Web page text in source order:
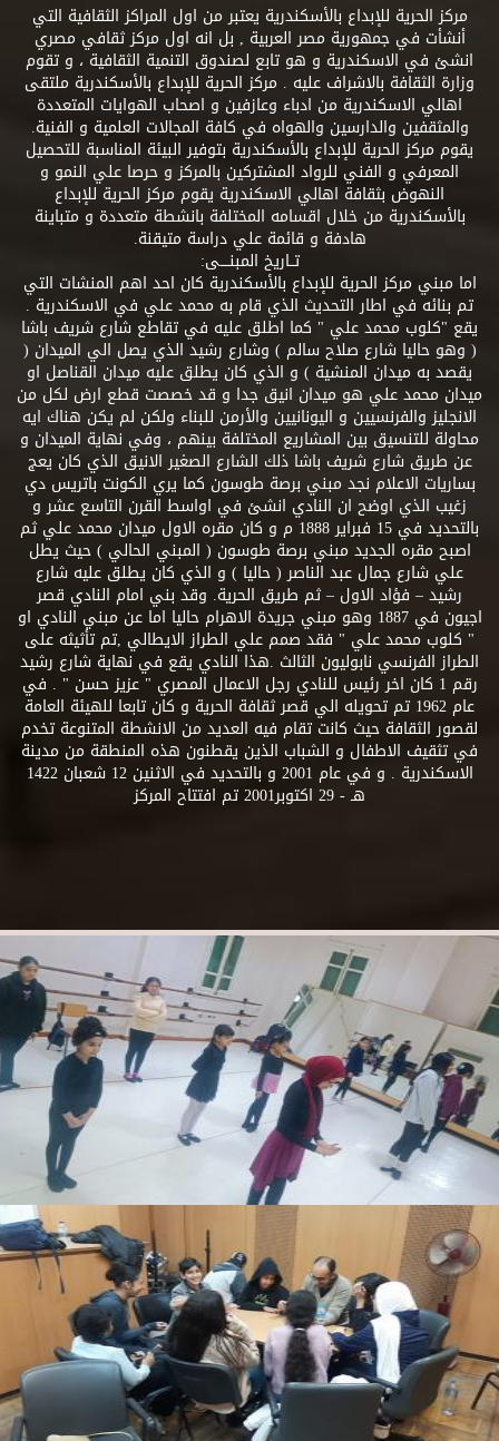
مركز الحرية للإبداع بالأسكندرية يعتبر من اول المراكز الثقافية التي
أنشأت في جمهورية مصر العربية , بل انه اول مركز ثقافي مصري
انشئ في الاسكندرية و هو تابع لصندوق التنمية الثقافية ، و تقوم
وزارة الثقافة بالاشراف عليه . مركز الحرية للإبداع بالأسكندرية ملتقى
اهالي الاسكندرية من ادباء وعازفين و اصحاب الهوايات المتعددة
والمثقفين والدارسين والهواه في كافة المجالات العلمية و الفنية.
يقوم مركز الحرية للإبداع بالأسكندرية بتوفير البيئة المناسبة للتحصيل
المعرفي و الفني للرواد المشتركين بالمركز و حرصا علي النمو و
النهوض بثقافة اهالي الاسكندرية يقوم مركز الحرية للإبداع
بالأسكندرية من خلال اقسامه المختلفة بانشطة متعددة و متباينة
هادفة و قائمة علي دراسة متيقنة.
تــاريخ المبنــــى:
اما مبني مركز الحرية للإبداع بالأسكندرية كان احد اهم المنشات التي
تم بنائه في اطار التحديث الذي قام به محمد علي في الاسكندرية .
يقع "كلوب محمد علي " كما اطلق عليه في تقاطع شارع شريف باشا
( وهو حاليا شارع صلاح سالم ) وشارع رشيد الذي يصل الي الميدان (
يقصد به ميدان المنشية ) و الذي كان يطلق عليه ميدان القناصل او
ميدان محمد علي هو ميدان انيق جدا و قد خصصت قطع ارض لكل من
الانجليز والفرنسيين و اليونانيين والأرمن للبناء ولكن لم يكن هناك ايه
محاولة للتنسيق بين المشاريع المختلفة بينهم ، وفي نهاية الميدان و
عن طريق شارع شريف باشا ذلك الشارع الصغير الانيق الذي كان يعج
بساريات الاعلام نجد مبني برصة طوسون كما يري الكونت باتريس دي
زغيب الذي اوضح ان النادي انشئ في اواسط القرن التاسع عشر و
بالتحديد في 15 فبراير 1888 م و كان مقره الاول ميدان محمد علي ثم
اصبح مقره الجديد مبني برصة طوسون ( المبني الحالي ) حيث يطل
علي شارع جمال عبد الناصر ( حاليا ) و الذي كان يطلق عليه شارع
رشيد – فؤاد الاول – ثم طريق الحرية. وقد بني امام النادي قصر
اجيون في 1887 وهو مبني جريدة الاهرام حاليا اما عن مبني النادي او
" كلوب محمد علي " فقد صمم علي الطراز الايطالي ,تم تأثيثه على
الطراز الفرنسي نابوليون الثالث .هذا النادي يقع في نهاية شارع رشيد
رقم 1 كان اخر رئيس للنادي رجل الاعمال المصري " عزيز حسن " . في
عام 1962 تم تحويله الي قصر ثقافة الحرية و كان تابعا للهيئة العامة
لقصور الثقافة حيث كانت تقام فيه العديد من الانشطة المتنوعة تخدم
في تثقيف الاطفال و الشباب الذين يقطنون هذه المنطقة من مدينة
الاسكندرية . و في عام 2001 و بالتحديد في الاثنين 12 شعبان 1422
هـ - 29 اكتوبر2001 تم افتتاح المركز